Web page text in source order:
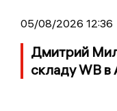
05/08/2026 12:36
Дмитрий
складу WB в